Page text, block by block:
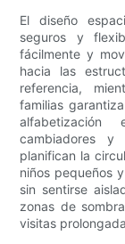
El diseño
seguros y
fácilmente y
hacia las
referencia,
familias
cambiadores y
planifican la
niños pequeños
sin sentirse
zonas de
visitas